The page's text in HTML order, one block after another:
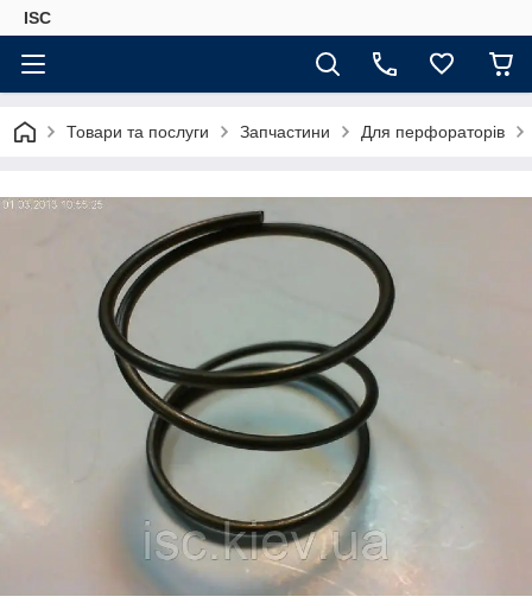
ISC
Товари та послуги Запчастини Для перфораторів